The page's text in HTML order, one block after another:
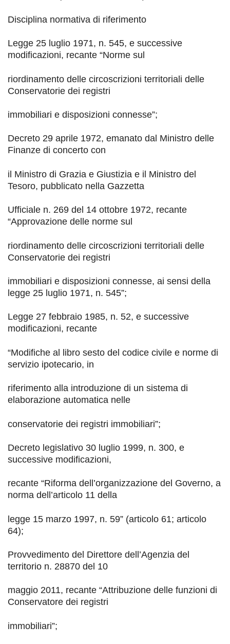
Disciplina normativa di riferimento
Legge 25 luglio 1971, n. 545, e successive
modificazioni, recante “Norme sul
riordinamento delle circoscrizioni territoriali delle
Conservatorie dei registri
immobiliari e disposizioni connesse”;
Decreto 29 aprile 1972, emanato dal Ministro delle
Finanze di concerto con
il Ministro di Grazia e Giustizia e il Ministro del
Tesoro, pubblicato nella Gazzetta
Ufficiale n. 269 del 14 ottobre 1972, recante
“Approvazione delle norme sul
riordinamento delle circoscrizioni territoriali delle
Conservatorie dei registri
immobiliari e disposizioni connesse, ai sensi della
legge 25 luglio 1971, n. 545”;
Legge 27 febbraio 1985, n. 52, e successive
modificazioni, recante
“Modifiche al libro sesto del codice civile e norme di
servizio ipotecario, in
riferimento alla introduzione di un sistema di
elaborazione automatica nelle
conservatorie dei registri immobiliari”;
Decreto legislativo 30 luglio 1999, n. 300, e
successive modificazioni,
recante “Riforma dell’organizzazione del Governo, a
norma dell’articolo 11 della
legge 15 marzo 1997, n. 59” (articolo 61; articolo
64);
Provvedimento del Direttore dell’Agenzia del
territorio n. 28870 del 10
maggio 2011, recante “Attribuzione delle funzioni di
Conservatore dei registri
immobiliari”;